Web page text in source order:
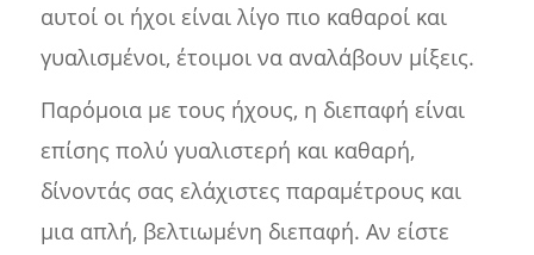
αυτοί οι ήχοι είναι λίγο πιο καθαροί και
γυαλισμένοι, έτοιμοι να αναλάβουν μίξεις.
Παρόμοια με τους ήχους, η διεπαφή είναι
επίσης πολύ γυαλιστερή και καθαρή,
δίνοντάς σας ελάχιστες παραμέτρους και
μια απλή, βελτιωμένη διεπαφή. Αν είστε